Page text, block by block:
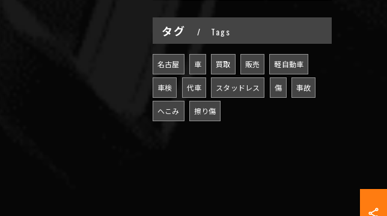
タグ Tags
名古屋 車 買取 販売 軽自動車
車検 代車 スタッドレス 傷 事故
へこみ 擦り傷